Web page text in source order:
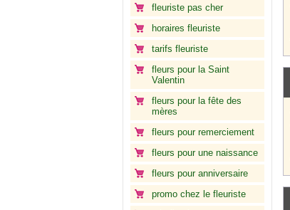
fleuriste pas cher
horaires fleuriste
tarifs fleuriste
fleurs pour la Saint
Valentin
fleurs pour la fête des
mères
fleurs pour remerciement
fleurs pour une naissance
fleurs pour anniversaire
promo chez le fleuriste